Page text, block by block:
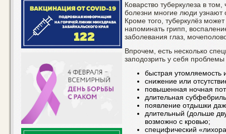
Коварство туберкулеза в
болезни многие люди
Кроме того, туберкулёз
напоминать грипп,
заболевания глаз,
Впрочем, есть несколько
заподозрить у себя
быстрая утомляемость
снижение или
повышенная ночная
длительная
появление отдышки
длительный (дольше
возможно с кровью;
специфический